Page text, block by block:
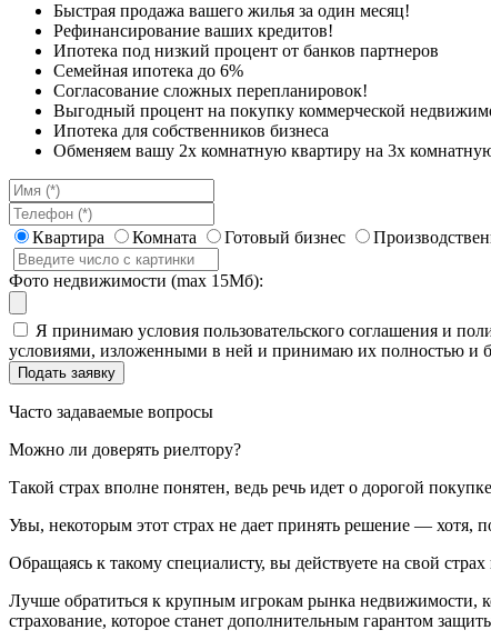
Быстрая продажа вашего жилья за один месяц!
Рефинансирование ваших кредитов!
Ипотека под низкий процент от банков партнеров
Семейная ипотека до 6%
Согласование сложных перепланировок!
Выгодный процент на покупку коммерческой
Ипотека для собственников бизнеса
Обменяем вашу 2х комнатную квартиру на 3х
Квартира Комната Готовый бизнес
Фото недвижимости (max 15Мб):
Я принимаю условия пользовательского соглашения и
условиями, изложенными в ней и принимаю их полностью и
Часто задаваемые вопросы
Можно ли доверять риелтору?
Такой страх вполне понятен, ведь речь идет о дорогой
Увы, некоторым этот страх не дает принять решение — хотя,
Обращаясь к такому специалисту, вы действуете на свой
Лучше обратиться к крупным игрокам рынка недвижимости,
страхование, которое станет дополнительным гарантом